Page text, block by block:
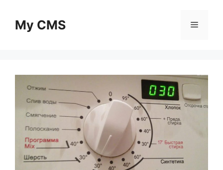
contentMy CMS Menu